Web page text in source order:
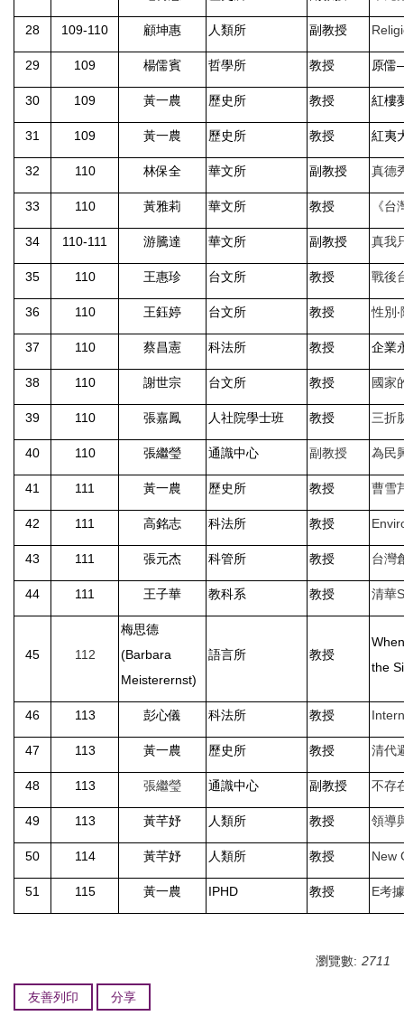
28 109-110 顧坤惠 人類所 副教授
29 109 楊儒賓 哲學所 教授 原儒
30 109 黃一農 歷史所 教授 紅樓
31 109 黃一農 歷史所 教授 紅夷
32 110 林保全 華文所 副教授 真德
33 110 黃雅莉 華文所 教授 《
34 110-111 游騰達 華文所 副教授 真我
35 110 王惠珍 台文所 教授 戰後
36 110 王鈺婷 台文所 教授 性別
37 110 蔡昌憲 科法所 教授 企業
38 110 謝世宗 台文所 教授 國家
39 110 張嘉鳳 人社院學士班 教授 三折
40 110 張繼瑩 通識中心 副教授 為民
41 111 黃一農 歷史所 教授 曹雪
42 111 高銘志 科法所 教授
43 111 張元杰 科管所 教授 台灣
44 111 王子華 教科系 教授 清華
45 112
梅思德
(Barbara
Meisterernst)
語言所 教授
the
46 113 彭心儀 科法所 教授
47 113 黃一農 歷史所 教授 清代
48 113 張繼瑩 通識中心 副教授 不存
49 113 黃芊妤 人類所 教授 領導
50 114 黃芊妤 人類所 教授 New
51 115 黃一農 IPHD 教授 E考
瀏覽數: 2711
友善列印 分享